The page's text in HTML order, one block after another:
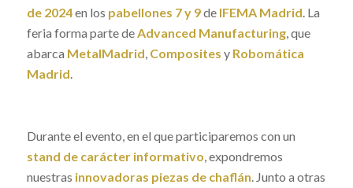
de 2024en los pabellones 7 y 9de IFEMA Madrid . La
feria forma parte de Advanced Manufacturing, que
abarca MetalMadrid Composites y Robomática
Madrid
Durante el evento, en el que participaremos con un
stand de carácter informativo , expondremos
nuestras innovadoras piezas de chaflán . Junto a otras